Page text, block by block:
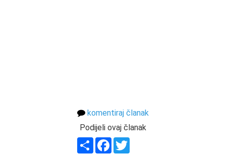
komentiraj članak
Podijeli ovaj članak
ShareFacebook